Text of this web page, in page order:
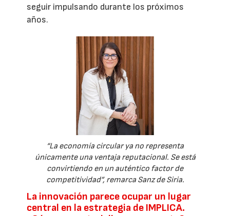
seguir impulsando durante los próximos
años.
“La economía circular ya no representa
únicamente una ventaja reputacional. Se está
convirtiendo en un auténtico factor de
competitividad”, remarca Sanz de Siria.
La innovación parece ocupar un lugar
central en la estrategia de IMPLICA.